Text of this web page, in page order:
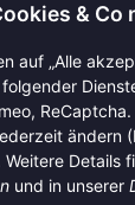
& Co
auf „Alle
ändern
Weitere Details
und in unserer
kann es
kommen. Bitte